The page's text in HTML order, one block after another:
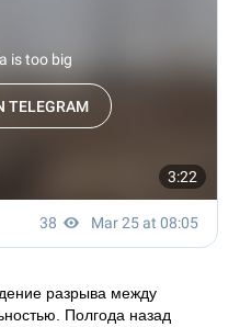
разрыва между
Полгода назад